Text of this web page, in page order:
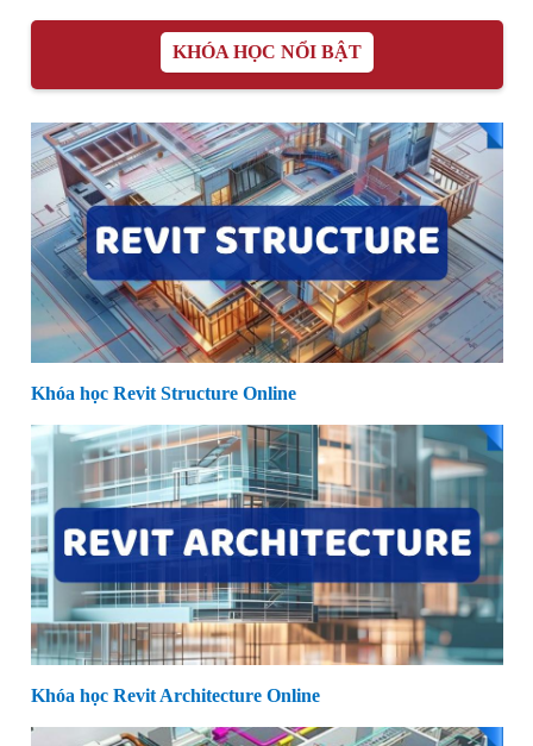
KHÓA HỌC NỔI BẬT
Khóa học Revit Structure Online
Khóa học Revit Architecture Online